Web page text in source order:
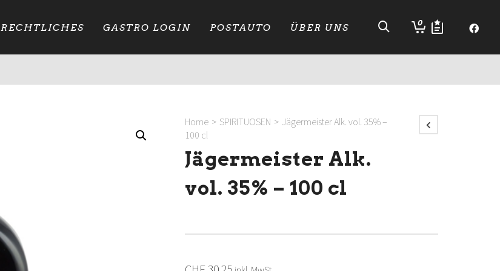
0
RECHTLICHES GASTRO LOGIN POSTAUTO ÜBER UNS
Home > SPIRITUOSEN > Jägermeister Alk. vol. 35% –
100 cl
Jägermeister Alk.
vol. 35% – 100 cl